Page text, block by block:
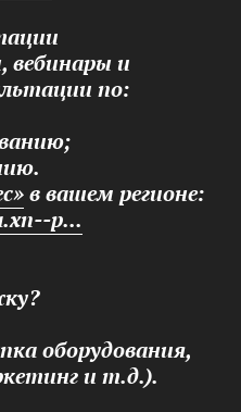
вебинары и
по:
в вашем регионе:
p...
оборудования,
и т. д.).